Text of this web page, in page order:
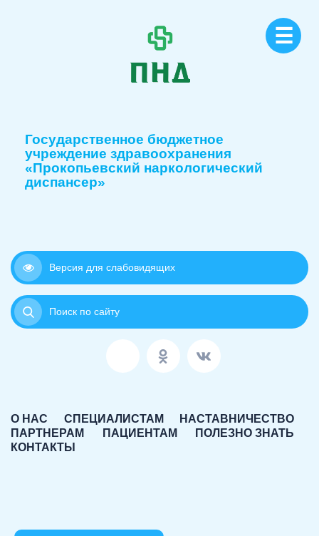
☰
Государственное бюджетное
учреждение здравоохранения
«Прокопьевский наркологический
диспансер»
Версия для слабовидящих
Поиск по сайту
О НАС СПЕЦИАЛИСТАМ
НАСТАВНИЧЕСТВО
ПАРТНЕРАМ
ПАЦИЕНТАМ
ПОЛЕЗНО ЗНАТЬ
КОНТАКТЫ